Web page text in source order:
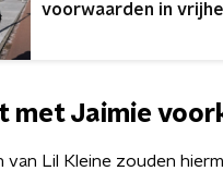
voorwaarden in
met Jaimie
van Lil Kleine zouden